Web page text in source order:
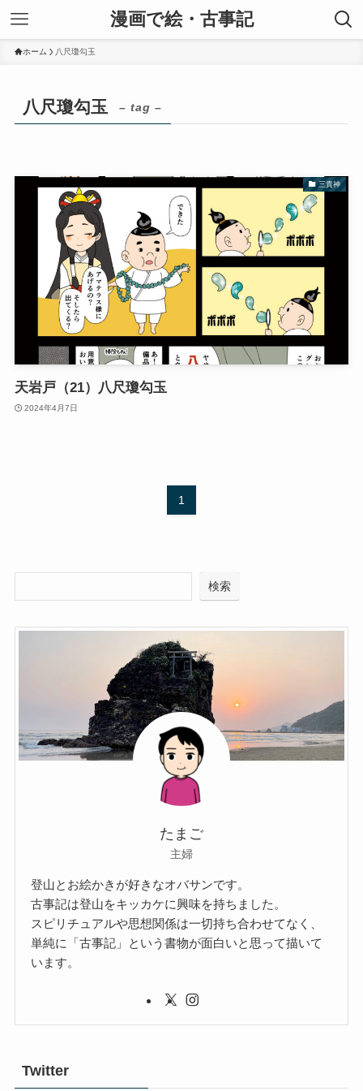
漫画で絵・古事記
ホーム 八尺瓊勾玉
八尺瓊勾玉 – tag –
三貴神
天岩戸（21）八尺瓊勾玉
2024年4月7日
1
検索
たまご
主婦
登山とお絵かきが好きなオバサンです。
古事記は登山をキッカケに興味を持ちました。
スピリチュアルや思想関係は一切持ち合わせてなく、
単純に「古事記」という書物が面白いと思って描いて
います。
Twitter